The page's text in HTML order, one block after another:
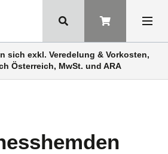
sich exkl. Veredelung & Vorkosten,
Österreich, MwSt. und ARA